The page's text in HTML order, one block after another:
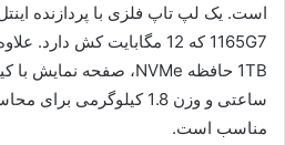
ساعتی و وزن 1.8 کیلوگرمی
مناسب است.